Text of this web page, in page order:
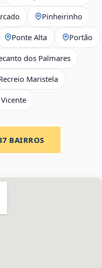
Pinheirinho
Ponte Alta Portão
dos Palmares
Maristela
BAIRROS